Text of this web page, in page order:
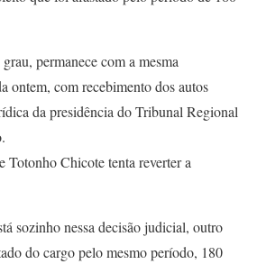
permanece com a mesma
ontem, com recebimento dos autos
da presidência do Tribunal Regional
Totonho Chicote tenta reverter a
sozinho nessa decisão judicial, outro
do cargo pelo mesmo período, 180